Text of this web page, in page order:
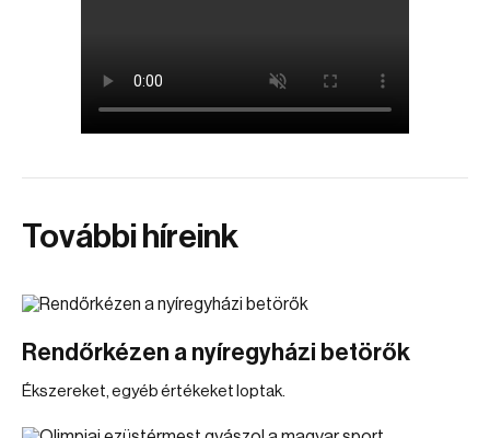
További híreink
Rendőrkézen a nyíregyházi betörők
Ékszereket, egyéb értékeket loptak.